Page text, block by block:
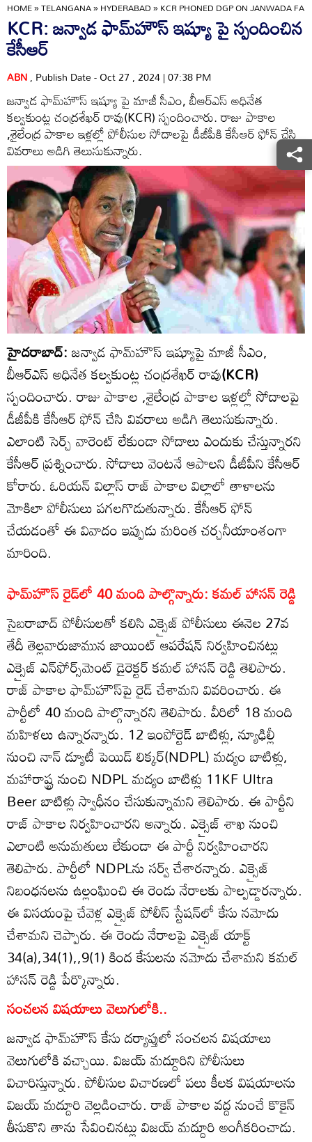
HOME»TELANGANA»HYDERABAD»KCR PHONED DGP ON JANWADA
KCR: జన్వాడ ఫామ్‌హౌస్ ఇష్యూ పై స్పందించిన
కేసీఆర్
ABN, Publish Date - Oct 27 , 2024 | 07:38 PM
జన్వాడ ఫామ్‌హౌస్ ఇష్యూ పై మాజీ సీఎం, బీఆర్ఎస్ అధినేత
కల్వకుంట్ల చంద్రశేఖర్ రావు(KCR) స్పందించారు. రాజు పాకాల
,శైలేంద్ర పాకాల ఇళ్లల్లో పోలీసుల సోదాలపై డీజీపీకి కేసీఆర్ ఫోన్ చేసి
వివరాలు అడిగి తెలుసుకున్నారు.
హైదరాబాద్:జన్వాడ ఫామ్‌హౌస్ ఇష్యూ‌పై మాజీ సీఎం,
బీఆర్ఎస్ అధినేత కల్వకుంట్ల చంద్రశేఖర్ రావు(KCR)
స్పందించారు. రాజు పాకాల ,శైలేంద్ర పాకాల ఇళ్లల్లో సోదాలపై
డీజీపీకి కేసీఆర్ ఫోన్ చేసి వివరాలు అడిగి తెలుసుకున్నారు.
ఎలాంటి సెర్చ్ వారెంట్ లేకుండా సోదాలు ఎందుకు చేస్తున్నారని
కేసీఆర్ ప్రశ్నించారు. సోదాలు వెంటనే ఆపాలని డీజీపీని కేసీఆర్
కోరారు. ఓరియన్ విల్లాస్ రాజ్ పాకాల విల్లాలో తాళాలను
మోకిలా పోలీసులు పగలగొడుతున్నారు. కేసీఆర్ ఫోన్
చేయడంతో ఈ వివాదం ఇప్పుడు మరింత చర్చనీయాంశంగా
మారింది.
ఫామ్‌హౌస్‌ రైడ్‌లో 40 మంది పాల్గొన్నారు: కమల్ హాసన్ రెడ్డి
సైబరాబాద్ పోలీసులతో కలిసి ఎక్సైజ్ పోలీసులు ఈనెల 27వ
తేదీ తెల్లవారుజామున జాయింట్ ఆపరేషన్ నిర్వహించినట్లు
ఎక్సైజ్ ఎన్‌ఫోర్స్‌మెంట్ డైరెక్టర్ కమల్ హాసన్ రెడ్డి తెలిపారు.
రాజ్ పాకాల ఫామ్‌హౌస్‌పై రైడ్ చేశామని వివరించారు. ఈ
పార్టీలో 40 మంది పాల్గొన్నారని తెలిపారు. వీరిలో 18 మంది
మహిళలు ఉన్నారన్నారు. 12 ఇంపోర్టెడ్ బాటిళ్లు, న్యూఢిల్లీ
నుంచి నాన్ డ్యూటీ పెయిడ్ లిక్కర్(NDPL) మద్యం బాటిళ్లు,
మహారాష్ట్ర నుంచి NDPL మద్యం బాటిళ్లు 11KF Ultra
Beer బాటిళ్లు స్వాధీనం చేసుకున్నామని తెలిపారు. ఈ పార్టీని
రాజ్ పాకాల నిర్వహించారని అన్నారు. ఎక్సైజ్ శాఖ నుంచి
ఎలాంటి అనుమతులు లేకుండా ఈ పార్టీ నిర్వహించారని
తెలిపారు. పార్టీలో NDPLను సర్వ్ చేశారన్నారు. ఎక్సైజ్
నిబంధనలను ఉల్లంఘించి ఈ రెండు నేరాలకు పాల్పడ్డారన్నారు.
ఈ విసయంపై చేవెళ్ల ఎక్సైజ్ పోలీస్ స్టేష‌న్‌లో కేసు నమోదు
చేశామని చెప్పారు. ఈ రెండు నేరాలపై ఎక్సైజ్ యాక్ట్
34(a),34(1),,9(1) కింద కేసులను నమోదు చేశామని కమల్
హాసన్ రెడ్డి పేర్కొన్నారు.
సంచలన విషయాలు వెలుగులోకి..
జన్వాడ ఫామ్‌హౌస్ కేసు దర్యాప్తులో సంచలన విషయాలు
వెలుగులోకి వచ్చాయి. విజయ్ మద్దూరిని పోలీసులు
విచారిస్తున్నారు. పోలీసుల విచారణలో పలు కీలక విషయాలను
విజయ్ మద్దూరి వెల్లడించారు. రాజ్ పాకాల వద్ద నుంచే కొకైన్
తీసుకొని తాను సేవించినట్లు విజయ్ మద్దూరి అంగీకరించాడు.